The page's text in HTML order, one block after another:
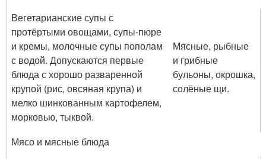
Вегетарианские супы с
протёртыми овощами, супы-пюре
и кремы, молочные супы пополам
с водой. Допускаются первые
блюда с хорошо разваренной
крупой (рис, овсяная крупа) и
мелко шинкованным картофелем,
морковью, тыквой.
Мясные, рыбные
и грибные
бульоны, окрошка,
солёные щи.
Мясо и мясные блюда